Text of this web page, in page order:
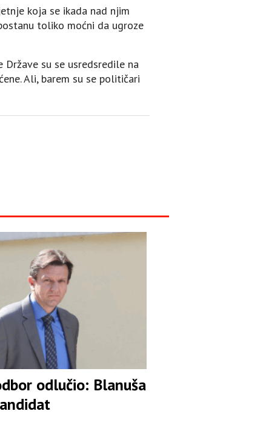
koja se ikada nad njim
toliko moćni da ugroze
su se usredsredile na
Ali, barem su se političari
odlučio: Blanuša